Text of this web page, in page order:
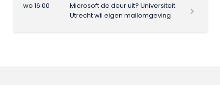
wo 16:00
Microsoft de deur uit? Universiteit
Utrecht wil eigen mailomgeving